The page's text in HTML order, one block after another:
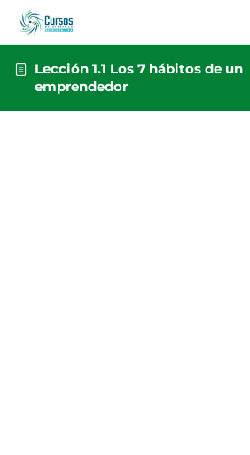
Lección 1.1 Los 7 hábitos de un
emprendedor